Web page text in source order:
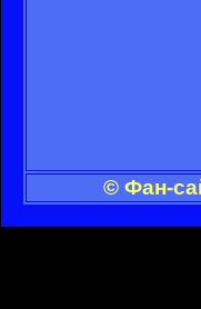
© Фан-